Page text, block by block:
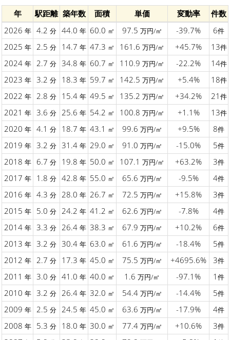
年 駅距離 築年数 面積 単価 変動率
件数
2026 年 4.2 分 44.0 年 60.0 ㎡ 97.5 万円/㎡ -39.7% 6件
2025 年 2.5 分 14.7 年 47.3 ㎡ 161.6 万円/㎡ +45.7% 13件
2024 年 2.7 分 34.8 年 60.7 ㎡ 110.9 万円/㎡ -22.2% 14件
2023 年 3.2 分 18.3 年 59.7 ㎡ 142.5 万円/㎡ +5.4% 18件
2022 年 2.8 分 15.4 年 49.5 ㎡ 135.2 万円/㎡ +34.2% 21 件
2021 年 3.6 分 25.6 年 54.2 ㎡ 100.8 万円/㎡ +1.1% 13件
2020 年 4.1 分 18.7 年 43.1 ㎡ 99.6 万円/㎡ +9.5% 8件
2019 年 3.2 分 31.4 年 29.0 ㎡ 91.0 万円/㎡ -15.0% 5件
2018 年 6.7 分 19.8 年 50.0 ㎡ 107.1 万円/㎡ +63.2% 3件
2017 年 1.8 分 42.8 年 55.0 ㎡ 65.6 万円/㎡ -9.5% 4件
2016 年 4.3 分 28.0 年 26.7 ㎡ 72.5 万円/㎡ +15.8% 3件
2015 年 5.0 分 24.2 年 41.2 ㎡ 62.6 万円/㎡ -7.8% 4件
2014 年 3.3 分 26.4 年 38.3 ㎡ 67.9 万円/㎡ +10.2% 6件
2013 年 3.2 分 30.4 年 63.0 ㎡ 61.6 万円/㎡ -18.4% 5件
2012 年 2.7 分 17.3 年 45.0 ㎡ 75.5 万円/㎡ +4695.6% 3件
2011 年 3.0 分 41.0 年 40.0 ㎡ 1.6 万円/㎡ -97.1% 1 件
2010 年 3.2 分 26.4 年 32.0 ㎡ 54.4 万円/㎡ -14.4% 5件
2009 年 2.5 分 24.5 年 45.0 ㎡ 63.6 万円/㎡ -17.9% 4件
2008 年 5.3 分 18.0 年 30.0 ㎡ 77.4 万円/㎡ +10.6% 3件